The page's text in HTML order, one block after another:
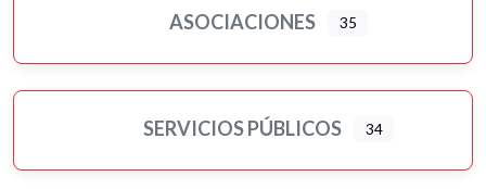
Murales artísticos
Ópticas
Peluquerías, belleza y estética
ASOCIACIONES 35
SERVICIOS PÚBLICOS 34